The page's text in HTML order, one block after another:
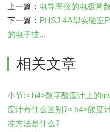
上一篇： 电导率仪的电极常
下一篇： PHSJ-4A型实验室
的电子技...
相关文章
小节:< h4>数字酸度计上的
度计有什么区别?< h4>酸度
准方法是什么?